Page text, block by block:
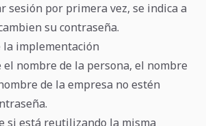
sesión por primera vez, se indica a
su contraseña.
implementación
el nombre de la persona, el nombre
de la empresa no estén
si está reutilizando la misma